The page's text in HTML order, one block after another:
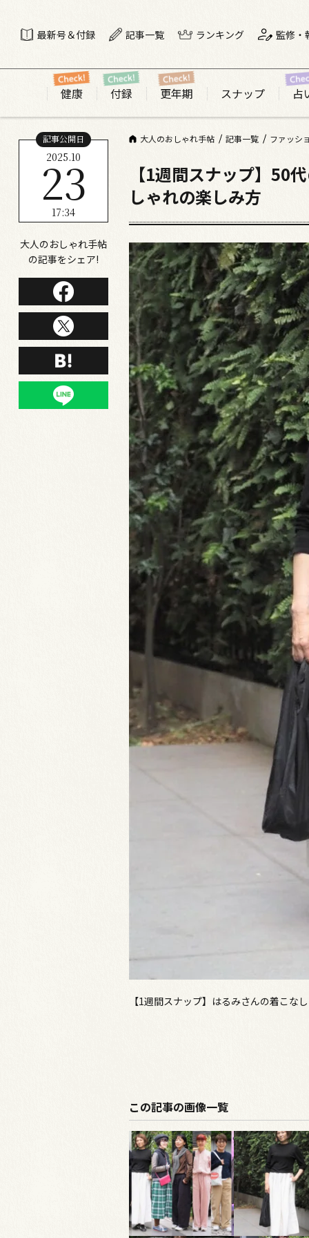
最新号＆付録 記事一覧 ランキング 監修・
健康 付録 更年期 スナップ 占
記事公開日
2025.10
23
17:34
大人のおしゃれ手帖
の記事をシェア!
大人のおしゃれ手帖 記事一覧 ファッシ
【1週間スナップ】50
しゃれの楽しみ方
【1週間スナップ】はるみさんの着こなし
この記事の画像一覧